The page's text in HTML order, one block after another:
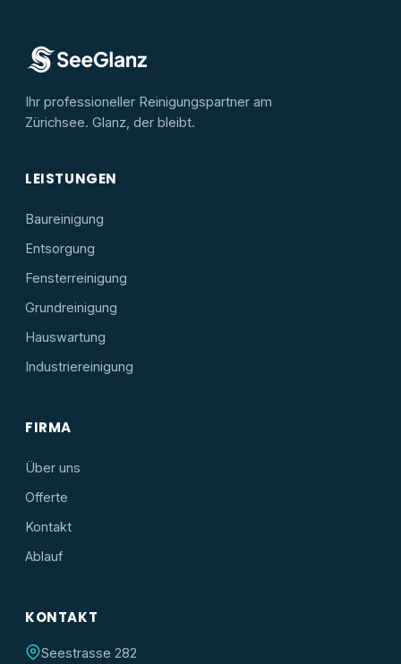
Ihr professioneller Reinigungspartner am
Zürichsee. Glanz, der bleibt.
LEISTUNGEN
Baureinigung
Entsorgung
Fensterreinigung
Grundreinigung
Hauswartung
Industriereinigung
FIRMA
Über uns
Offerte
Kontakt
Ablauf
KONTAKT
Seestrasse 282